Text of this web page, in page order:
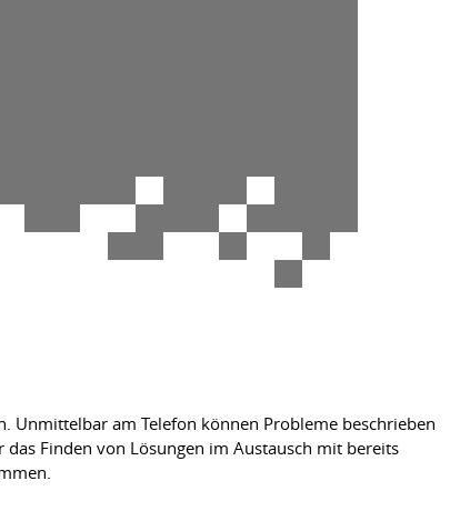
Unmittelbar am Telefon können Probleme beschrieben
Finden von Lösungen im Austausch mit bereits